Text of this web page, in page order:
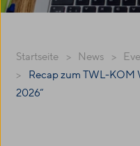
Startseite News
Recap zum TWL-KOM
2026“